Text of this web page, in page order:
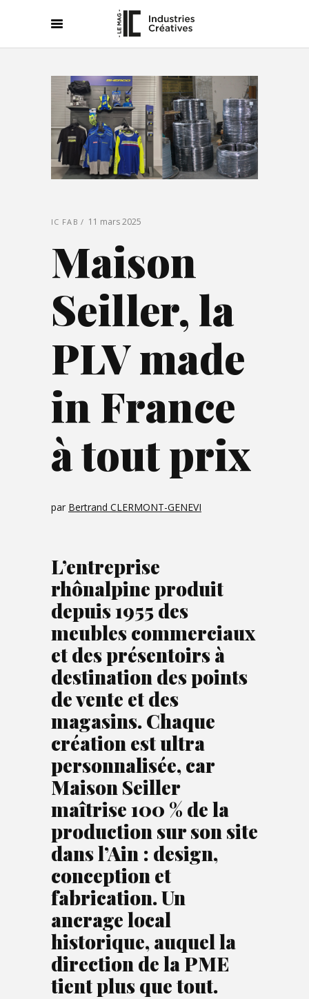
IC FAB 11 mars 2025
Maison
Seiller, la
PLV made
in France
à tout prix
par Bertrand CLERMONT-GENEVI
L’entreprise
rhônalpine produit
depuis 1955 des
meubles commerciaux
et des présentoirs à
destination des points
de vente et des
magasins. Chaque
création est ultra
personnalisée, car
Maison Seiller
maîtrise 100 % de la
production sur son site
dans l’Ain : design,
conception et
fabrication. Un
ancrage local
historique, auquel la
direction de la PME
tient plus que tout.